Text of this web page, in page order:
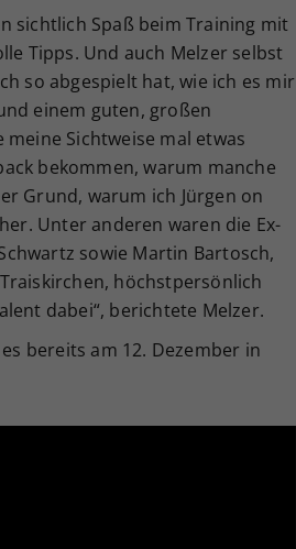
sichtlich Spaß beim Training mit
Tipps. Und auch Melzer selbst
so abgespielt hat, wie ich es mir
einem guten, großen
Sichtweise mal etwas
bekommen, warum manche
Grund, warum ich Jürgen on
Unter anderen waren die Ex-
sowie Martin Bartosch,
höchstpersönlich
dabei“, berichtete Melzer.
bereits am 12. Dezember in